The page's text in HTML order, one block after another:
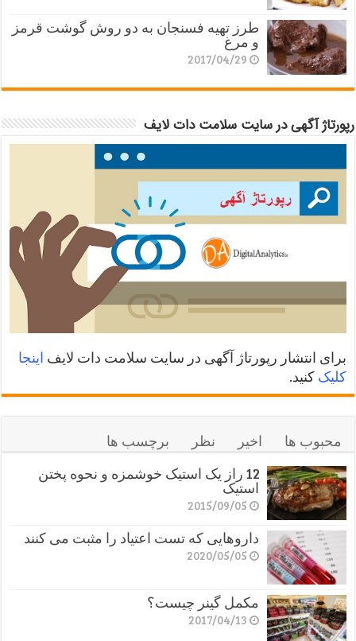
طرز تهیه فسنجان به دو روش گوشت قرمز
و مرغ
2017/04/29
رپورتاژ آگهی در سایت سلامت دات لایف
برای انتشار رپورتاژ آگهی در سایت سلامت دات لایف اینجا
کلیک کنید.
محبوب ها اخیر نظر
برچسب ها
12 راز یک استیک خوشمزه و نحوه پختن
استیک
2015/09/05
داروهایی که تست اعتیاد را مثبت می کنند
2020/05/05
مکمل گینر چیست؟
2017/04/13